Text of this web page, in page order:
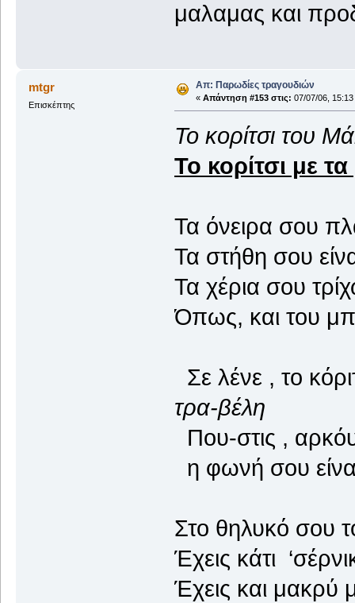
μαλαμας και
mtgr
Επισκέπτης
Απ: Παρωδίες τραγουδιών
« Απάντηση #153 στις: 07/07/06, 15:13
Το κορίτσι του
Το κορίτσι με
Τα όνειρα σου
Τα στήθη σου
Τα χέρια σου
Όπως, και του
Σε λένε , το
τρα-βέλη
Που-στις ,
η φωνή σου
Στο θηλυκό σου
Έχεις κάτι
Έχεις και μακρύ